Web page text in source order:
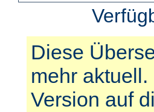
Diese
mehr
Version auf